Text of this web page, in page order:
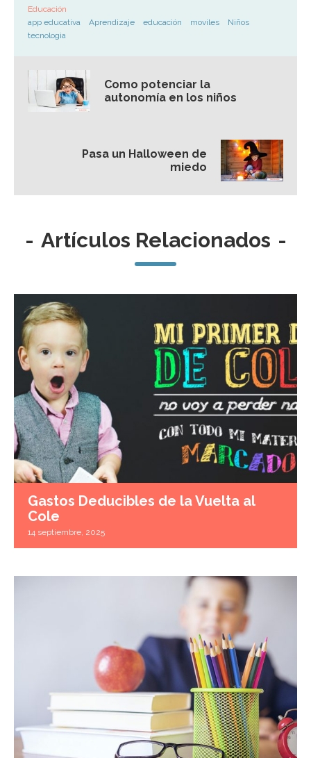
Educación
app educativa
Aprendizaje educación moviles
Niños
tecnologia
Como potenciar la
autonomía en los niños
Pasa un Halloween de
miedo
- Artículos Relacionados -
Gastos Deducibles de la Vuelta al
Cole
14 septiembre, 2025